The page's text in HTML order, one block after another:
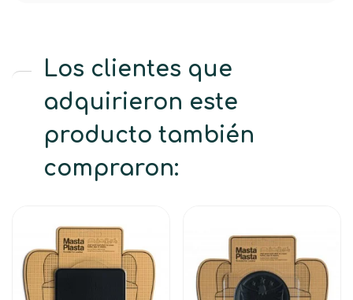
Los clientes que
adquirieron este
producto también
compraron: